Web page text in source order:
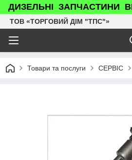
ДИЗЕЛЬНІ ЗАПЧАСТИНИ
ТОВ «ТОРГОВИЙ ДІМ "ТПС"»
Товари та послуги СЕРВІС